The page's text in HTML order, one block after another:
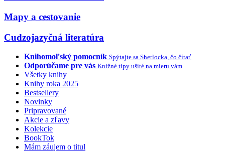
Mapy a cestovanie
Cudzojazyčná literatúra
Knihomoľský pomocník Spýtajte sa Sherlocka, čo čítať
Odporúčame pre vás Knižné tipy ušité na mieru vám
Všetky knihy
Knihy roka 2025
Bestsellery
Novinky
Pripravované
Akcie a zľavy
Kolekcie
BookTok
Mám záujem o titul